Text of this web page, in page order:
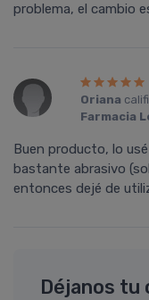
problema, el cambio
Oriana
Farmacia
Buen producto, lo
bastante abrasivo
entonces dejé de
Déjanos tu